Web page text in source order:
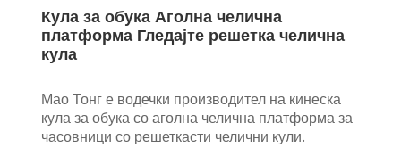
Кула за обука Аголна челична
платформа Гледајте решетка челична
кула
Мао Тонг е водечки производител на кинеска
кула за обука со аголна челична платформа за
часовници со решеткасти челични кули.